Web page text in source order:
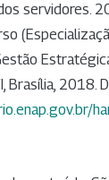
servidores.
Brasília, 2018.